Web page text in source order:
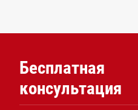
Бесплатная
консультация